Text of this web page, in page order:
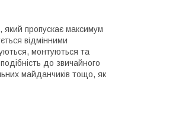
пропускає максимум
відмінними
монтуються та
до звичайного
майданчиків тощо, як